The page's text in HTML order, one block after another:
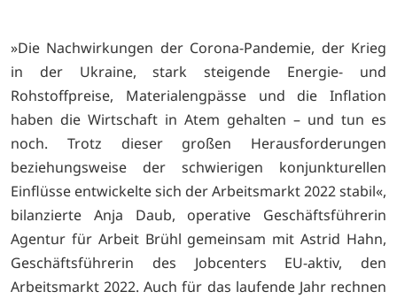
»Die Nachwirkungen der Corona-Pandemie, der Krieg
in der Ukraine, stark steigende Energie- und
Rohstoffpreise, Materialengpässe und die Inflation
haben die Wirtschaft in Atem gehalten – und tun es
noch. Trotz dieser großen Herausforderungen
beziehungsweise der schwierigen konjunkturellen
Einflüsse entwickelte sich der Arbeitsmarkt 2022 stabil«,
bilanzierte Anja Daub, operative Geschäftsführerin
Agentur für Arbeit Brühl gemeinsam mit Astrid Hahn,
Geschäftsführerin des Jobcenters EU-aktiv, den
Arbeitsmarkt 2022. Auch für das laufende Jahr rechnen